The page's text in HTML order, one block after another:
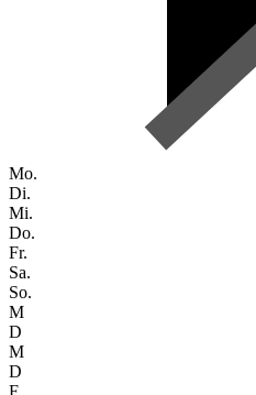
Mo.
Di.
Mi.
Do.
Fr.
Sa.
So.
M
D
M
D
F